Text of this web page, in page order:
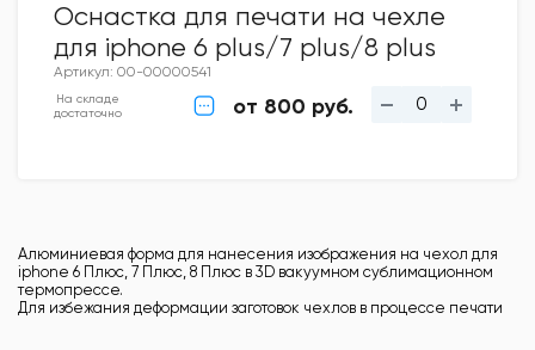
Оснастка для печати на чехле
для iphone 6 plus/7 plus/8 plus
Артикул: 00-00000541
На складе
достаточно
от 800 руб.
Алюминиевая форма для нанесения изображения на чехол для
iphone 6 Плюс, 7 Плюс, 8 Плюс в 3D вакуумном сублимационном
термопрессе.
Для избежания деформации заготовок чехлов в процессе печати